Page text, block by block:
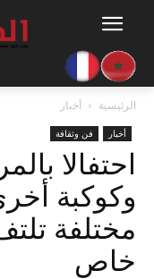
الرئيسية أخبار
أخبار فن وثقافة
احتفالا
وكوكبة
مختلفة
خاص